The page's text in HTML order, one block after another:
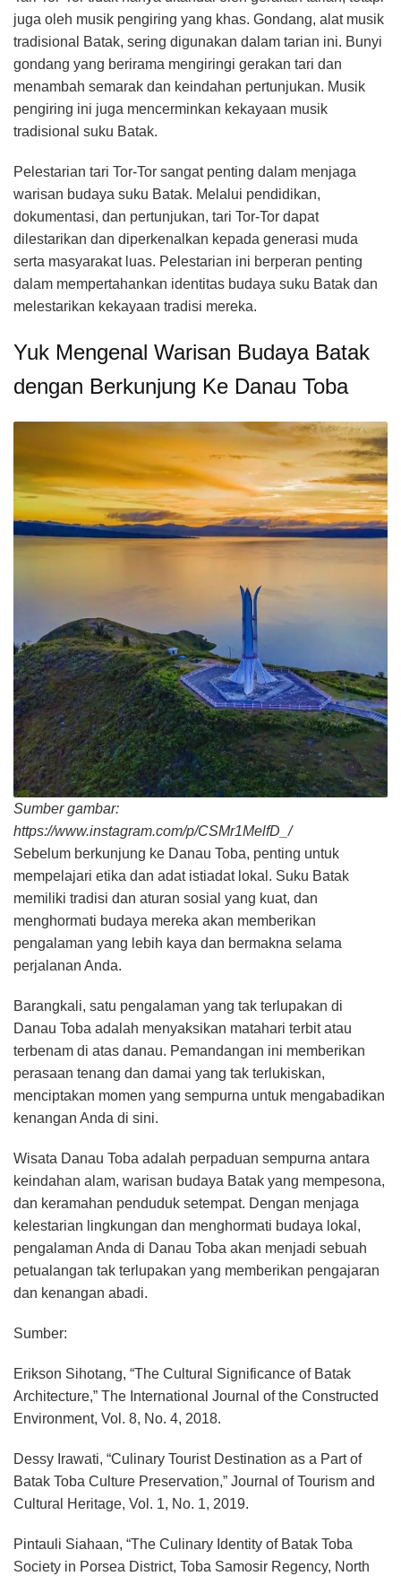
juga oleh musik pengiring yang khas. Gondang, alat musik
tradisional Batak, sering digunakan dalam tarian ini. Bunyi
gondang yang berirama mengiringi gerakan tari dan
menambah semarak dan keindahan pertunjukan. Musik
pengiring ini juga mencerminkan kekayaan musik
tradisional suku Batak.
Pelestarian tari Tor-Tor sangat penting dalam menjaga
warisan budaya suku Batak. Melalui pendidikan,
dokumentasi, dan pertunjukan, tari Tor-Tor dapat
dilestarikan dan diperkenalkan kepada generasi muda
serta masyarakat luas. Pelestarian ini berperan penting
dalam mempertahankan identitas budaya suku Batak dan
melestarikan kekayaan tradisi mereka.
Yuk Mengenal Warisan Budaya Batak
dengan Berkunjung Ke Danau Toba
Sumber gambar:
https://www.instagram.com/p/CSMr1MelfD_/
Sebelum berkunjung ke Danau Toba, penting untuk
mempelajari etika dan adat istiadat lokal. Suku Batak
memiliki tradisi dan aturan sosial yang kuat, dan
menghormati budaya mereka akan memberikan
pengalaman yang lebih kaya dan bermakna selama
perjalanan Anda.
Barangkali, satu pengalaman yang tak terlupakan di
Danau Toba adalah menyaksikan matahari terbit atau
terbenam di atas danau. Pemandangan ini memberikan
perasaan tenang dan damai yang tak terlukiskan,
menciptakan momen yang sempurna untuk mengabadikan
kenangan Anda di sini.
Wisata Danau Toba adalah perpaduan sempurna antara
keindahan alam, warisan budaya Batak yang mempesona,
dan keramahan penduduk setempat. Dengan menjaga
kelestarian lingkungan dan menghormati budaya lokal,
pengalaman Anda di Danau Toba akan menjadi sebuah
petualangan tak terlupakan yang memberikan pengajaran
dan kenangan abadi.
Sumber:
Erikson Sihotang, “The Cultural Significance of Batak
Architecture,” The International Journal of the Constructed
Environment, Vol. 8, No. 4, 2018.
Dessy Irawati, “Culinary Tourist Destination as a Part of
Batak Toba Culture Preservation,” Journal of Tourism and
Cultural Heritage, Vol. 1, No. 1, 2019.
Pintauli Siahaan, “The Culinary Identity of Batak Toba
Society in Porsea District, Toba Samosir Regency, North